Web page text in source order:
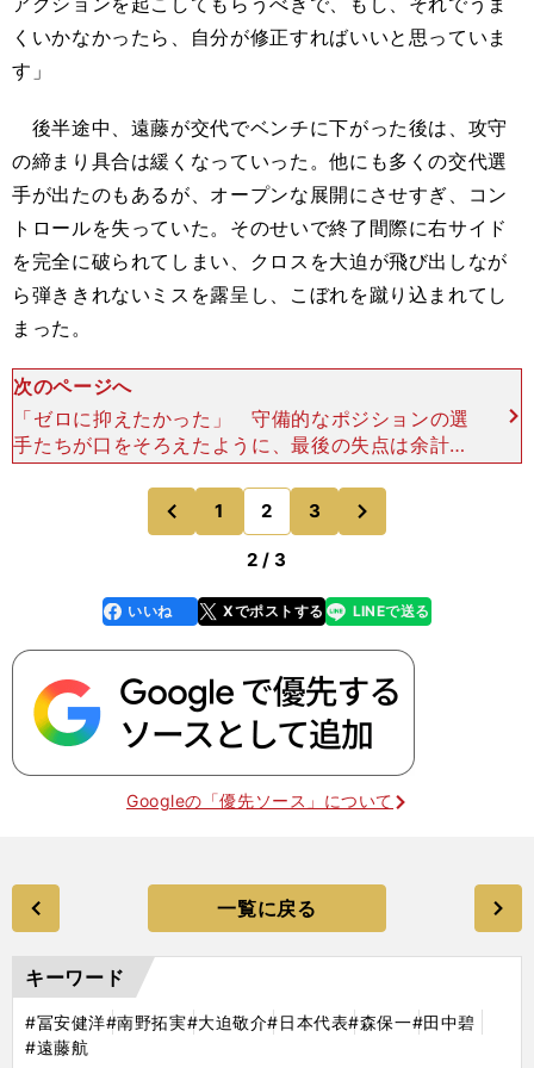
くいかなかったら、自分が修正すればいいと思っていま
す」
後半途中、遠藤が交代でベンチに下がった後は、攻守
の締まり具合は緩くなっていった。他にも多くの交代選
手が出たのもあるが、オープンな展開にさせすぎ、コン
トロールを失っていた。そのせいで終了間際に右サイド
を完全に破られてしまい、クロスを大迫が飛び出しなが
ら弾ききれないミスを露呈し、こぼれを蹴り込まれてし
まった。
次のページへ
「ゼロに抑えたかった」 守備的なポジションの選
手たちが口をそろえたように、最後の失点は余計だ
った。ひとりの有力選手（デイビス）に局面で劣
り、その混乱をつけ狙われた格好か。 森保ジャパ
ンは、めくるめ
前
のページへ
1 2 3
2 / 3
faceboo
k
いいね Xでポストする
line LINEで送る
Googleの「優先ソース」について
一覧に戻る
キーワード
#冨安健洋#南野拓実#大迫敬介#日本代表#森保一#田中碧
#遠藤航